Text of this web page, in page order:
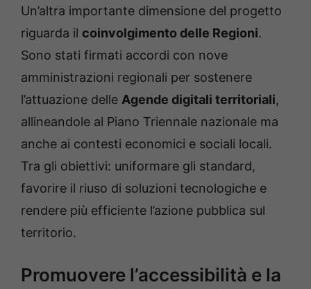
Un’altra importante dimensione del progetto
riguarda il coinvolgimento delle Regioni.
Sono stati firmati accordi con nove
amministrazioni regionali per sostenere
l’attuazione delle Agende digitali territoriali,
allineandole al Piano Triennale nazionale ma
anche ai contesti economici e sociali locali.
Tra gli obiettivi: uniformare gli standard,
favorire il riuso di soluzioni tecnologiche e
rendere più efficiente l’azione pubblica sul
territorio.
Promuovere l’accessibilità e la